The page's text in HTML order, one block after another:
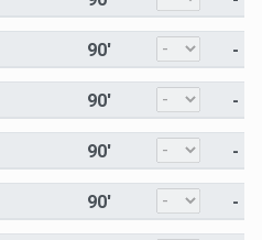
90' -
90' -
90' -
90' -